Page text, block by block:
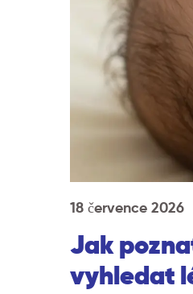
18 července 2026
Jak
vyhledat